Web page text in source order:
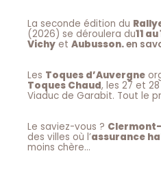
La seconde édition du
(2026) se déroulera du11
Vichy et Aubusson.en
Les Toques d’Auvergne
Toques Chaud, les 27 et
Viaduc de Garabit. Tout le
Le saviez-vous ?
des villes où l’assurance
moins chère…